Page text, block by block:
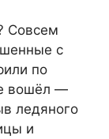
Совсем
с
по
вошёл —
ледяного
и